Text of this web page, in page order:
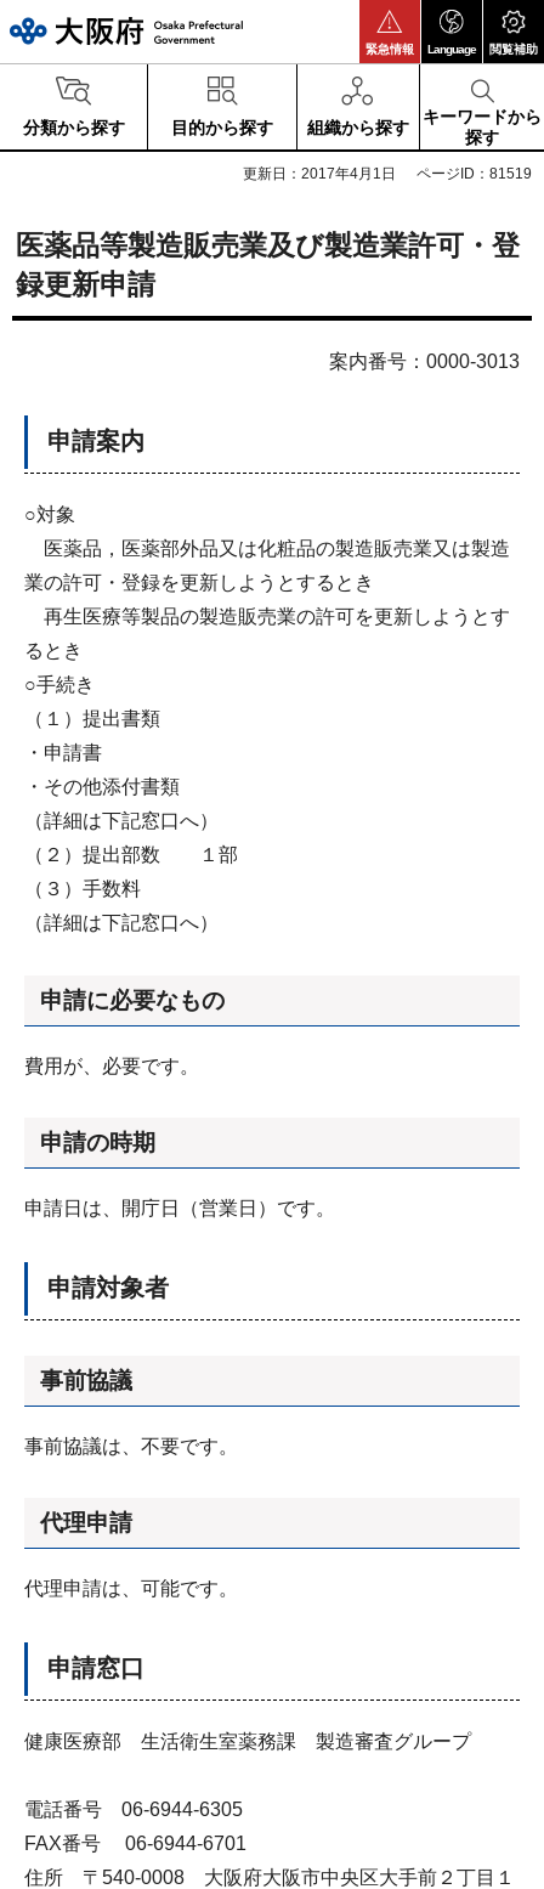
緊急情報 Language 閲覧補助
分類から探す 目的から探す 組織から探す
キーワードから
探す
更新日：2017年4月1日 ページID：81519
医薬品等製造販売業及び製造業許可・登
録更新申請
案内番号：0000-3013
申請案内
○対象
医薬品，医薬部外品又は化粧品の製造販売業又は製造
業の許可・登録を更新しようとするとき
再生医療等製品の製造販売業の許可を更新しようとす
るとき
○手続き
（１）提出書類
・申請書
・その他添付書類
（詳細は下記窓口へ）
（２）提出部数 １部
（３）手数料
（詳細は下記窓口へ）
申請に必要なもの
費用が、必要です。
申請の時期
申請日は、開庁日（営業日）です。
申請対象者
事前協議
事前協議は、不要です。
代理申請
代理申請は、可能です。
申請窓口
健康医療部 生活衛生室薬務課 製造審査グループ
電話番号 06-6944-6305
FAX番号 06-6944-6701
住所 〒540-0008 大阪府大阪市中央区大手前２丁目１